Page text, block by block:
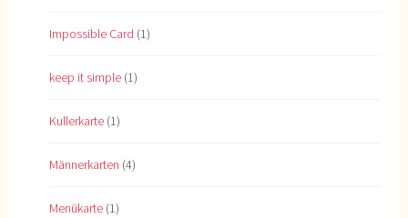
Impossible Card (1)
keep it simple (1)
Kullerkarte (1)
Männerkarten (4)
Menükarte (1)